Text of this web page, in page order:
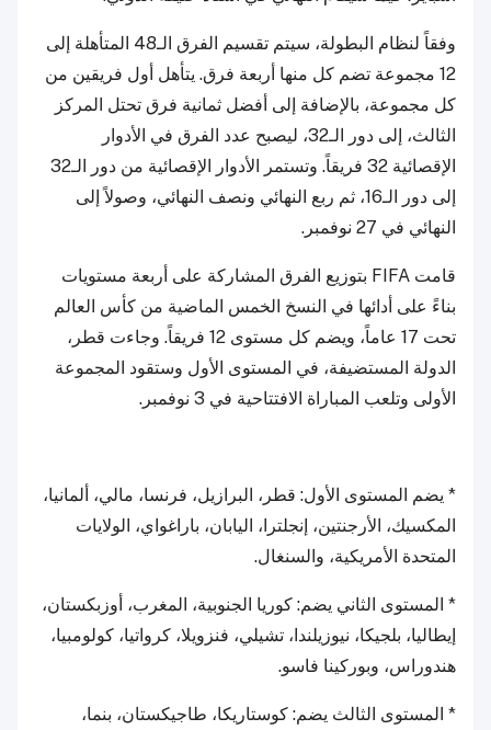
وفقاً لنظام البطولة، سيتم تقسيم الفرق الـ48 المتأهلة إلى
12 مجموعة تضم كل منها أربعة فرق. يتأهل أول فريقين من
كل مجموعة، بالإضافة إلى أفضل ثمانية فرق تحتل المركز
الثالث، إلى دور الـ32، ليصبح عدد الفرق في الأدوار
الإقصائية 32 فريقاً. وتستمر الأدوار الإقصائية من دور الـ32
إلى دور الـ16، ثم ربع النهائي ونصف النهائي، وصولاً إلى
النهائي في 27 نوفمبر.
قامت FIFA بتوزيع الفرق المشاركة على أربعة مستويات
بناءً على أدائها في النسخ الخمس الماضية من كأس العالم
تحت 17 عاماً، ويضم كل مستوى 12 فريقاً. وجاءت قطر،
الدولة المستضيفة، في المستوى الأول وستقود المجموعة
الأولى وتلعب المباراة الافتتاحية في 3 نوفمبر.
* يضم المستوى الأول: قطر، البرازيل، فرنسا، مالي، ألمانيا،
المكسيك، الأرجنتين، إنجلترا، اليابان، باراغواي، الولايات
المتحدة الأمريكية، والسنغال.
* المستوى الثاني يضم: كوريا الجنوبية، المغرب، أوزبكستان،
إيطاليا، بلجيكا، نيوزيلندا، تشيلي، فنزويلا، كرواتيا، كولومبيا،
هندوراس، وبوركينا فاسو.
* المستوى الثالث يضم: كوستاريكا، طاجيكستان، بنما،